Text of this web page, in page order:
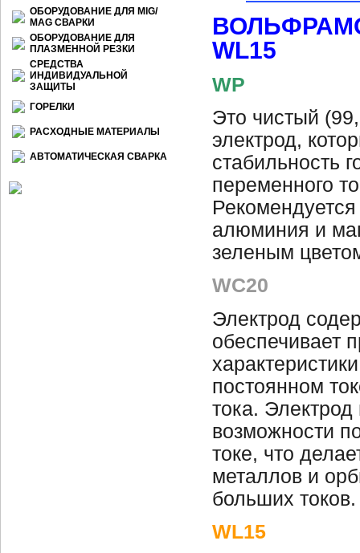
ОБОРУДОВАНИЕ ДЛЯ МIG/
МАG СВАРКИ
ОБОРУДОВАНИЕ ДЛЯ
ПЛАЗМЕННОЙ РЕЗКИ
СРЕДСТВА
ИНДИВИДУАЛЬНОЙ
ЗАЩИТЫ
ГОРЕЛКИ
РАСХОДНЫЕ МАТЕРИАЛЫ
АВТОМАТИЧЕСКАЯ СВАРКА
WL15
WP
Это чистый
электрод,
стабильность
переменного
алюминия и
зеленым
WC20
Электрод
обеспечивает
постоянном
тока.
возможности
токе, что
металлов и
больших
WL15